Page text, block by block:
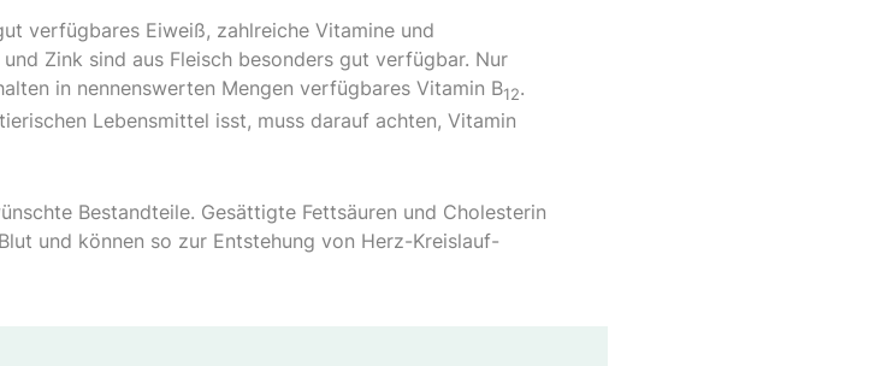
verfügbares Eiweiß, zahlreiche Vitamine und
Zink sind aus Fleisch besonders gut verfügbar. Nur
in nennenswerten Mengen verfügbares Vitamin B12.
Lebensmittel isst, muss darauf achten, Vitamin
Bestandteile. Gesättigte Fettsäuren und Cholesterin
und können so zur Entstehung von Herz-Kreislauf-